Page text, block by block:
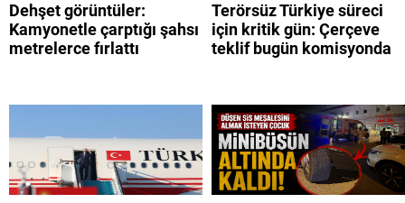
Dehşet görüntüler:
Kamyonetle çarptığı şahsı
metrelerce fırlattı
Terörsüz Türkiye süreci
için kritik gün: Çerçeve
teklif bugün komisyonda